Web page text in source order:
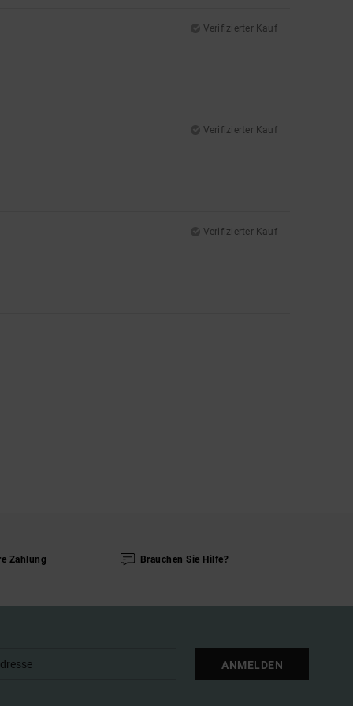
Verifizierter Kauf
Verifizierter Kauf
Verifizierter Kauf
Zahlung Brauchen Sie Hilfe?
ANMELDEN